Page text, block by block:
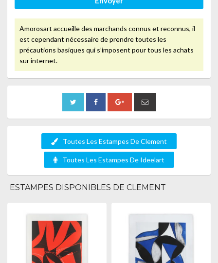
Amorosart accueille des marchands connus et reconnus, il
est cependant nécessaire de prendre toutes les
précautions basiques qui s’imposent pour tous les achats
sur internet.
Toutes Les Estampes De Clement
Toutes Les Estampes De Ideelart
ESTAMPES DISPONIBLES DE CLEMENT